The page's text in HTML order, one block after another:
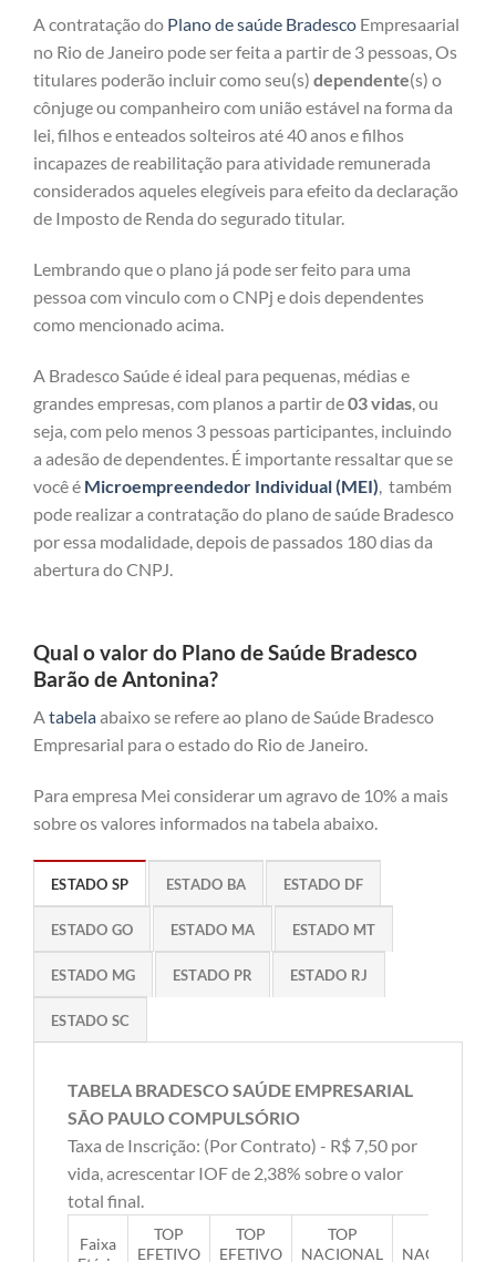
A contratação do Plano de saúde Bradesco Empresaarial
no Rio de Janeiro pode ser feita a partir de 3 pessoas, Os
titulares poderão incluir como seu(s) dependente(s) o
cônjuge ou companheiro com união estável na forma da
lei, filhos e enteados solteiros até 40 anos e filhos
incapazes de reabilitação para atividade remunerada
considerados aqueles elegíveis para efeito da declaração
de Imposto de Renda do segurado titular.
Lembrando que o plano já pode ser feito para uma
pessoa com vinculo com o CNPj e dois dependentes
como mencionado acima.
A Bradesco Saúde é ideal para pequenas, médias e
grandes empresas, com planos a partir de03 vidas, ou
seja, com pelo menos 3 pessoas participantes, incluindo
a adesão de dependentes. É importante ressaltar que se
você é Microempreendedor Individual (MEI), também
pode realizar a contratação do plano de saúde Bradesco
por essa modalidade, depois de passados 180 dias da
abertura do CNPJ.
Qual o valor do Plano de Saúde Bradesco
Barão de Antonina?
Atabelaabaixo se refere ao plano de Saúde Bradesco
Empresarial para o estado do Rio de Janeiro.
Para empresa Mei considerar um agravo de 10% a mais
sobre os valores informados na tabela abaixo.
ESTADO SP ESTADO BA ESTADO DF
ESTADO GO ESTADO MA ESTADO MT
ESTADO MG ESTADO PR ESTADO RJ
ESTADO SC
TABELA BRADESCO SAÚDE EMPRESARIAL
SÃO PAULO COMPULSÓRIO
Taxa de Inscrição: (Por Contrato) - R$ 7,50 por
vida, acrescentar IOF de 2,38% sobre o valor
total final.
Faixa
TOP
EFETIVO
TOP
EFETIVO
TOP
NACIONAL
NACIONAL